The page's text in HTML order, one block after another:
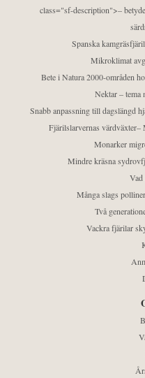
class="sf-description">–
Spanska
Mikroklimat
Bete i Natura 2000-områden
Nektar – tema
Snabb anpassning till dagslängd
Fjärilslarvernas värdväxter–
Monarker
Mindre kräsna
Vad
Många slags
Två
Vackra fjärilar